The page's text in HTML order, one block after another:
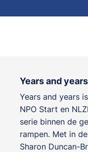
Years and
Years and years
NPO Start en
serie binnen de
rampen. Met in
Sharon Duncan-